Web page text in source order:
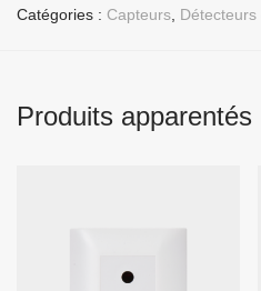
Catégories : Capteurs
Produits apparentés